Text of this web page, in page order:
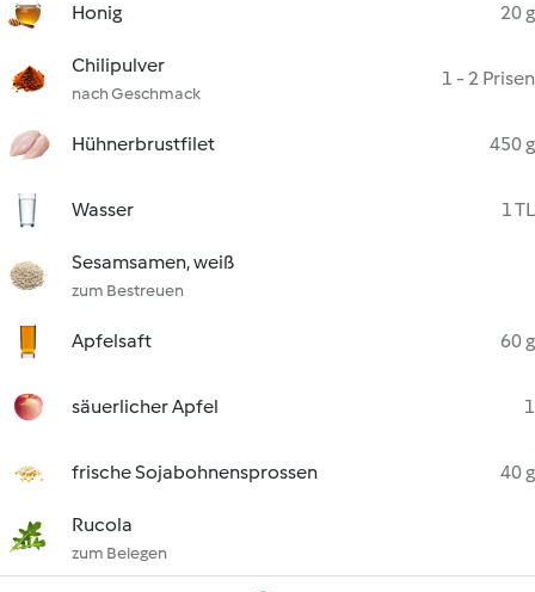
Honig 20 g
Chilipulver
nach Geschmack
1 - 2 Prisen
Hühnerbrustfilet 450 g
Wasser 1 TL
Sesamsamen, weiß
zum Bestreuen
Apfelsaft 60 g
säuerlicher Apfel 1
frische Sojabohnensprossen 40 g
Rucola
zum Belegen